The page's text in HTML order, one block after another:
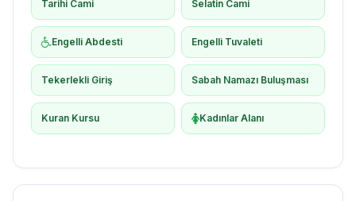
Tarihi Cami Selatin Cami
Engelli Abdesti Engelli Tuvaleti
Tekerlekli Giriş Sabah Namazı Buluşması
Kuran Kursu Kadınlar Alanı